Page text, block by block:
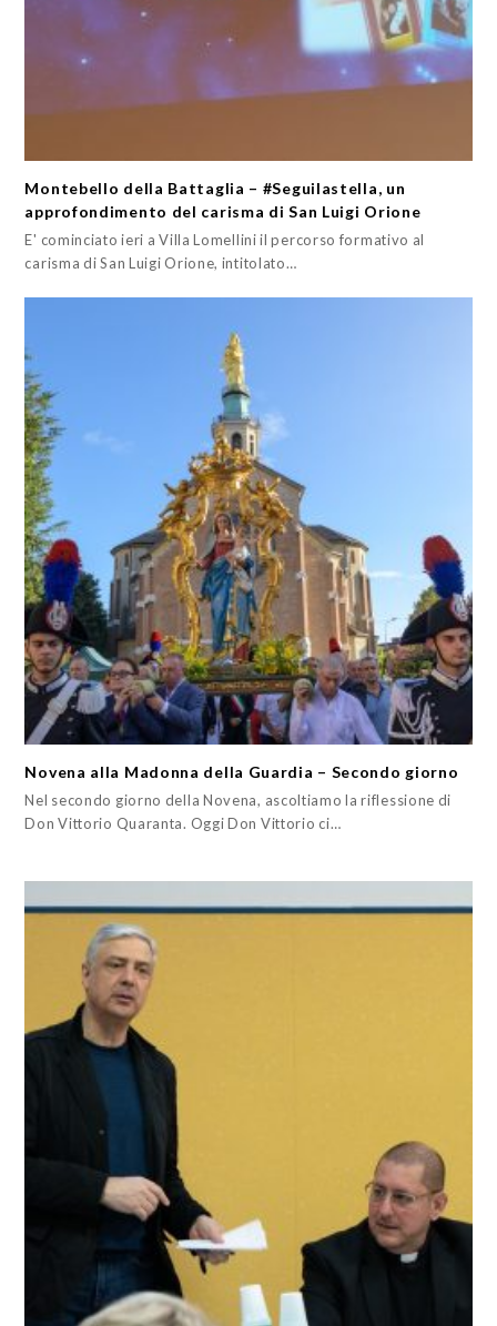
Montebello della Battaglia – #Seguilastella, un
approfondimento del carisma di San Luigi Orione
E' cominciato ieri a Villa Lomellini il percorso formativo al
carisma di San Luigi Orione, intitolato…
Novena alla Madonna della Guardia – Secondo giorno
Nel secondo giorno della Novena, ascoltiamo la riflessione di
Don Vittorio Quaranta. Oggi Don Vittorio ci…